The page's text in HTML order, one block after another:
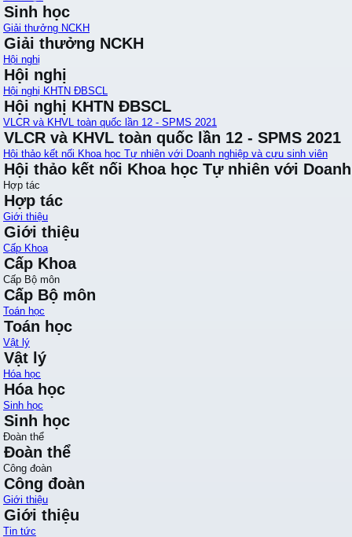
Sinh học
Giải thưởng NCKH
Giải thưởng NCKH
Hội nghị
Hội nghị
Hội nghị KHTN ĐBSCL
Hội nghị KHTN ĐBSCL
VLCR và KHVL toàn quốc lần 12 - SPMS 2021
VLCR và KHVL toàn quốc lần 12 - SPMS 2021
Hội thảo kết nối Khoa học Tự nhiên với Doanh nghiệp và cựu sinh viên
Hội thảo kết nối Khoa học Tự nhiên với
Hợp tác
Hợp tác
Giới thiệu
Giới thiệu
Cấp Khoa
Cấp Khoa
Cấp Bộ môn
Cấp Bộ môn
Toán học
Toán học
Vật lý
Vật lý
Hóa học
Hóa học
Sinh học
Sinh học
Đoàn thể
Đoàn thể
Công đoàn
Công đoàn
Giới thiệu
Giới thiệu
Tin tức